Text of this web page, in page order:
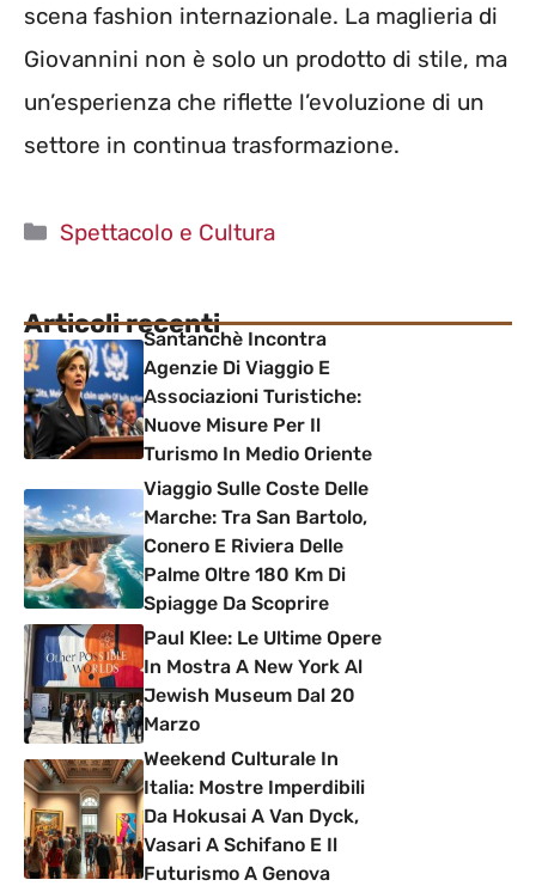
scena fashion internazionale. La maglieria di
Giovannini non è solo un prodotto di stile, ma
un’esperienza che riflette l’evoluzione di un
settore in continua trasformazione.
Categorie
Spettacolo e Cultura
Articoli recentiSantanchè Incontra
Agenzie Di Viaggio E
Associazioni Turistiche:
Nuove Misure Per Il
Turismo In Medio Oriente
Viaggio Sulle Coste Delle
Marche: Tra San Bartolo,
Conero E Riviera Delle
Palme Oltre 180 Km Di
Spiagge Da Scoprire
Paul Klee: Le Ultime Opere
In Mostra A New York Al
Jewish Museum Dal 20
Marzo
Weekend Culturale In
Italia: Mostre Imperdibili
Da Hokusai A Van Dyck,
Vasari A Schifano E Il
Futurismo A Genova